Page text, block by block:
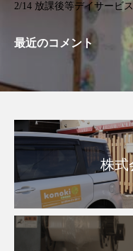
2/14 放課後等デイサービ
最近のコメント
株式